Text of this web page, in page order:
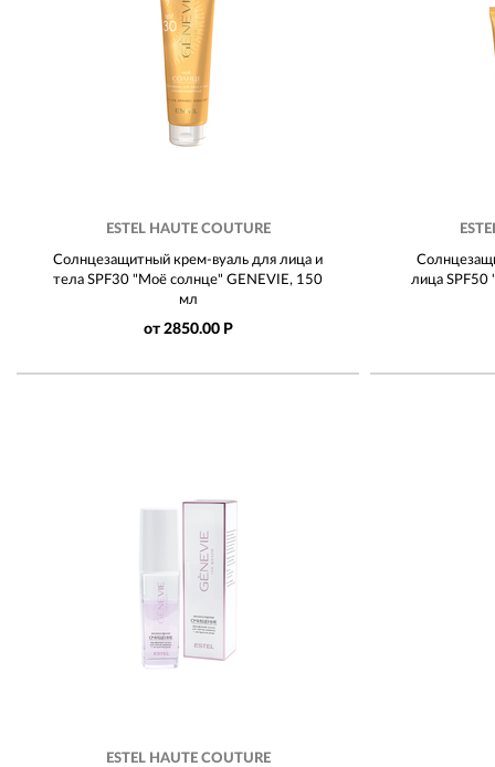
ESTEL HAUTE COUTURE
Солнцезащитный крем-вуаль для лица и
тела SPF30 "Моё солнце" GENEVIE, 150
мл
от 2850.00 Р
лица SPF50
ESTEL HAUTE COUTURE